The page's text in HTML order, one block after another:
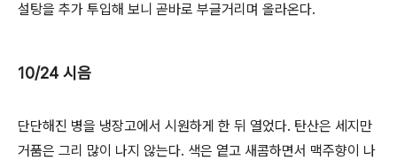
설탕을 추가 투입해 보니 곧바로 부글거리며 올라온다.
10/24 시음
단단해진 병을 냉장고에서 시원하게 한 뒤 열었다. 탄산은 세지만
거품은 그리 많이 나지 않는다. 색은 옅고 새콤하면서 맥주향이 나